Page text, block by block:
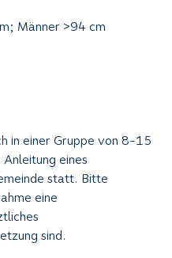
Männer >94 cm
in einer Gruppe von 8-15
eines
statt. Bitte
eine
sind.